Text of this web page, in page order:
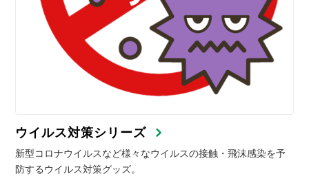
ウイルス対策シリーズ
新型コロナウイルスなど様々なウイルスの接触・飛沫感染を予
防するウイルス対策グッズ。